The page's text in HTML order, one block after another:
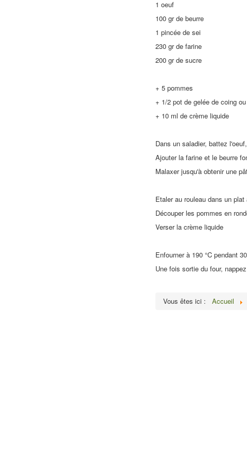
1 oeuf
100 gr de beurre
1 pincée de sei
230 gr de farine
200 gr de sucre
+ 5 pommes
+ 1/2 pot de gelée de coing
+ 10 ml de crème liquide
Dans un saladier, battez
Ajouter la farine et le beurre
Malaxer jusqu'à obtenir une
Etaler au rouleau dans un plat
Découper les pommes en
Verser la crème liquide
Enfourner à 190 °C pendant
Une fois sortie du four,
Vous êtes ici : Accueil